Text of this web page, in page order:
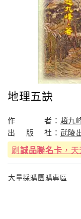
地理五訣
作 者： 趙九
出
版 社： 武陵
刷誠品聯名卡 ，
大量採購團購專區